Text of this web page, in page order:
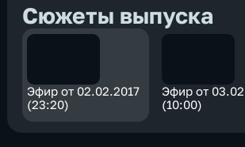
Сюжеты выпуска
Эфир от 02.02.2017
(23:20)
Эфир от
(10:00)